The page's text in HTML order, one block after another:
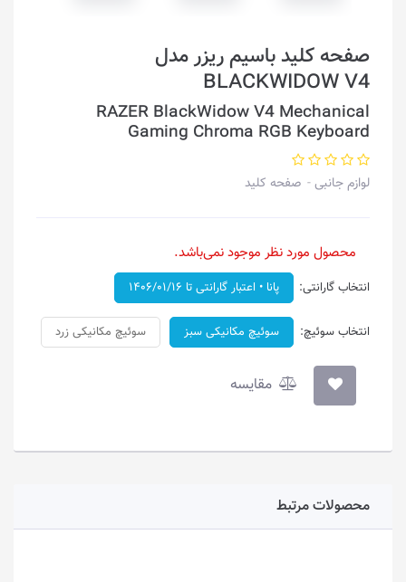
صفحه کلید باسیم ریزر مدل
BLACKWIDOW V4
RAZER BlackWidow V4 Mechanical
Gaming Chroma RGB Keyboard
لوازم جانبی صفحه کلید
محصول مورد نظر موجود نمی‌باشد.
انتخاب گارانتی: پانا • اعتبار گارانتی تا ۱۴۰۶/۰۱/۱۶
انتخاب سوئیچ: سوئیچ مکانیکی سبز سوئیچ مکانیکی زرد
مقایسه
محصولات مرتبط